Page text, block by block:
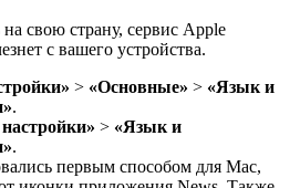
свою страну, сервис Apple
с вашего устройства.
> «Основные» > «Язык и
.
> «Язык и
.
первым способом для Mac,